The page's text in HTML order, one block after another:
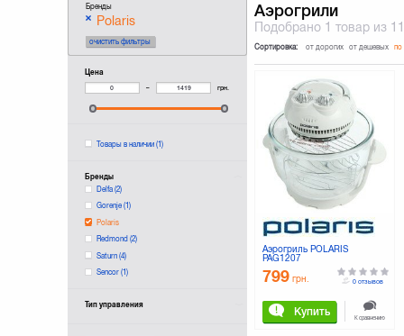
Бренды
Polaris
очистить фильтры
Цена
– грн.
Товары в наличии(1)
Бренды
Delfa(2)
Gorenje(1)
Polaris
Redmond(2)
Saturn(4)
Sencor(1)
Тип управления
Аэрогрили
Подобрано 1 товар из
Сортировка: от дорогих от дешевых по
Аэрогриль POLARIS
PAG1207
799 грн.
Купить
0 отзывов
К сравнению